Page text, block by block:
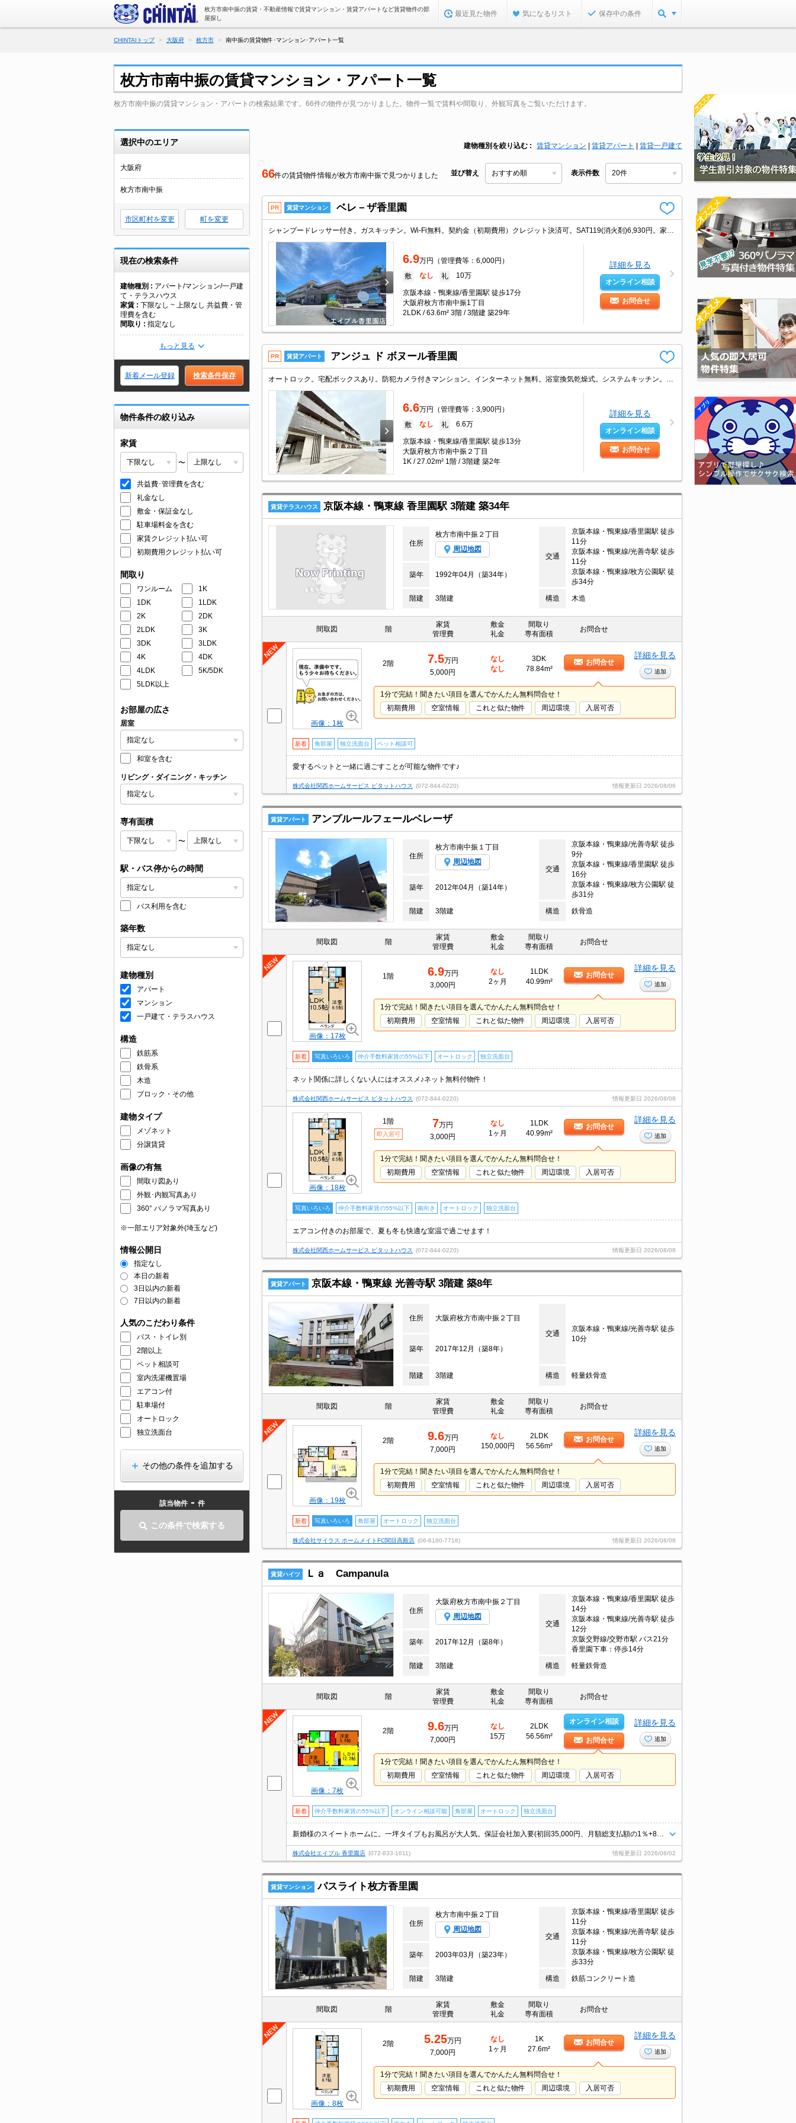
枚方市南中振の賃貸・不動産情報で賃貸マンション・賃貸アパートなど賃貸物件の部
屋探し
最近見た物件 気になるリスト 保存中の条件
CHINTAIトップ 大阪府 枚方市 南中振の賃貸物件･マンション･アパート一覧
枚方市南中振の賃貸マンション・アパート一覧
枚方市南中振の賃貸マンション・アパートの検索結果です。66件の物件が見つかりました。物件一覧で賃料や間取り、外観写真をご覧いただけます。
選択中のエリア
大阪府
枚方市南中振
市区町村を変更 町を変更
現在の検索条件
建物種別
アパート/マンション/一戸建
て・テラスハウス
家賃
下限なし ~ 上限なし 共益費・管
理費を含む
間取り
指定なし
もっと見る
新着メール登録 検索条件保存
物件条件の絞り込み
家賃
〜
共益費･管理費を含む
礼金なし
敷金・保証金なし
駐車場料金を含む
家賃クレジット払い可
初期費用クレジット払い可
間取り
ワンルーム
1K
1DK
1LDK
2K
2DK
2LDK
3K
3DK
3LDK
4K
4DK
4LDK
5K/5DK
5LDK以上
お部屋の広さ
居室
和室を含む
リビング・ダイニング・キッチン
専有面積
〜
駅・バス停からの時間
バス利用を含む
築年数
建物種別
アパート
マンション
一戸建て・テラスハウス
構造
鉄筋系
鉄骨系
木造
ブロック・その他
建物タイプ
メゾネット
分譲賃貸
画像の有無
間取り図あり
外観･内観写真あり
360° パノラマ写真あり
※一部エリア対象外(埼玉など)
情報公開日
指定なし
本日の新着
3日以内の新着
7日以内の新着
人気のこだわり条件
バス・トイレ別
2階以上
ペット相談可
室内洗濯機置場
エアコン付
駐車場付
オートロック
独立洗面台
その他の条件を追加する
該当物件 - 件
この条件で検索する
建物種別を絞り込む 賃貸マンション 賃貸アパート 賃貸一戸建て
66件の賃貸物件情報が枚方市南中振で見つかりました 並び替え 表示件数
PR 賃貸マンション ベレ－ザ香里園
6.9万円（管理費等：6,000円）
敷 なし 礼 10万
京阪本線・鴨東線/香里園駅 徒歩17分
大阪府枚方市南中振1丁目
2LDK / 63.6m² 3階 / 3階建 築29年
詳細を見る
オンライン相談
お問合せ
PR 賃貸アパート アンジュ ド ボヌール香里園
6.6万円（管理費等：3,900円）
敷 なし 礼 6.6万
京阪本線・鴨東線/香里園駅 徒歩13分
大阪府枚方市南中振２丁目
1K / 27.02m² 1階 / 3階建 築2年
詳細を見る
オンライン相談
お問合せ
賃貸テラスハウス 京阪本線・鴨東線 香里園駅 3階建 築34年
住所
枚方市南中振２丁目
周辺地図
交通
京阪本線・鴨東線/香里園駅 徒歩
11分
京阪本線・鴨東線/光善寺駅 徒歩
11分
京阪本線・鴨東線/枚方公園駅 徒
歩34分
築年 1992年04月（築34年）
階建 3階建 構造 木造
間取図 階
家賃
管理費
敷金
礼金
間取り
専有面積
お問合せ
画像：1枚
2階 7.5万円
5,000円
なし
なし
3DK
78.84m²
お問合せ
詳細を見る
追加
1分で完結！聞きたい項目を選んでかんたん無料問合せ！
初期費用
空室情報 これと似た物件 周辺環境 入居可否
新着 角部屋 独立洗面台 ペット相談可
愛するペットと一緒に過ごすことが可能な物件です♪
株式会社関西ホームサービス ピタットハウス (072-844-0220) 情報更新日 2026/08/06
賃貸アパート アンプルールフェールベレーザ
住所
枚方市南中振１丁目
周辺地図
交通
京阪本線・鴨東線/光善寺駅 徒歩
9分
京阪本線・鴨東線/香里園駅 徒歩
16分
京阪本線・鴨東線/枚方公園駅 徒
歩31分
築年 2012年04月（築14年）
階建 3階建 構造 鉄骨造
間取図 階
家賃
管理費
敷金
礼金
間取り
専有面積
お問合せ
画像：17枚
1階 6.9万円
3,000円
なし
2ヶ月
1LDK
40.99m²
お問合せ
詳細を見る
追加
1分で完結！聞きたい項目を選んでかんたん無料問合せ！
初期費用
空室情報 これと似た物件 周辺環境 入居可否
新着 写真いろいろ 仲介手数料家賃の55%以下 オートロック 独立洗面台
ネット関係に詳しくない人にはオススメ♪ネット無料付物件！
株式会社関西ホームサービス ピタットハウス (072-844-0220) 情報更新日 2026/08/08
画像：18枚
1階
即入居可
7万円
3,000円
なし
1ヶ月
1LDK
40.99m²
お問合せ
詳細を見る
追加
1分で完結！聞きたい項目を選んでかんたん無料問合せ！
初期費用
空室情報 これと似た物件 周辺環境 入居可否
写真いろいろ 仲介手数料家賃の55%以下 南向き オートロック 独立洗面台
エアコン付きのお部屋で、夏も冬も快適な室温で過ごせます！
株式会社関西ホームサービス ピタットハウス (072-844-0220) 情報更新日 2026/08/08
賃貸アパート 京阪本線・鴨東線 光善寺駅 3階建 築8年
住所 大阪府枚方市南中振２丁目
交通
京阪本線・鴨東線/光善寺駅 徒歩
10分
築年
2017年12月（築8年）
階建 3階建 構造 軽量鉄骨造
間取図 階
家賃
管理費
敷金
礼金
間取り
専有面積
お問合せ
画像：19枚
2階 9.6万円
7,000円
なし
150,000円
2LDK
56.56m²
お問合せ
詳細を見る
追加
1分で完結！聞きたい項目を選んでかんたん無料問合せ！
初期費用
空室情報 これと似た物件 周辺環境 入居可否
新着 写真いろいろ 角部屋 オートロック 独立洗面台
株式会社サイラス ホームメイトFC関目高殿店 (06-6180-7718) 情報更新日 2026/08/08
賃貸ハイツ Ｌａ Campanula
住所
大阪府枚方市南中振２丁目
周辺地図
交通
京阪本線・鴨東線/香里園駅 徒歩
14分
京阪本線・鴨東線/光善寺駅 徒歩
12分
京阪交野線/交野市駅 バス21分
香里園下車：停歩14分
築年 2017年12月（築8年）
階建 3階建 構造 軽量鉄骨造
間取図 階
家賃
管理費
敷金
礼金
間取り
専有面積
お問合せ
画像：7枚
2階 9.6万円
7,000円
なし
15万
2LDK
56.56m²
オンライン相談
お問合せ
詳細を見る
追加
1分で完結！聞きたい項目を選んでかんたん無料問合せ！
初期費用
空室情報 これと似た物件 周辺環境 入居可否
新着 仲介手数料家賃の55%以下 オンライン相談可能 角部屋 オートロック 独立洗面台
株式会社エイブル 香里園店 (072-833-1611) 情報更新日 2026/08/02
賃貸マンション パスライト枚方香里園
住所
枚方市南中振２丁目
周辺地図
交通
京阪本線・鴨東線/香里園駅 徒歩
11分
京阪本線・鴨東線/光善寺駅 徒歩
11分
京阪本線・鴨東線/枚方公園駅 徒
歩33分
築年 2003年03月（築23年）
階建 3階建 構造 鉄筋コンクリート造
間取図 階
家賃
管理費
敷金
礼金
間取り
専有面積
お問合せ
画像：8枚
2階 5.25万円
7,000円
なし
1ヶ月
1K
27.6m²
お問合せ
詳細を見る
追加
1分で完結！聞きたい項目を選んでかんたん無料問合せ！
初期費用
空室情報 これと似た物件 周辺環境 入居可否